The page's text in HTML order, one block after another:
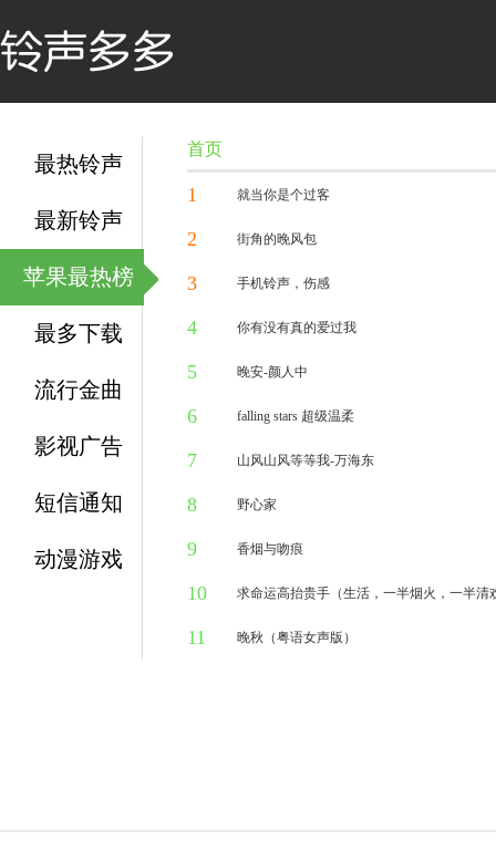
最热铃声
最新铃声
苹果最热榜
最多下载
流行金曲
影视广告
短信通知
动漫游戏
首页
1 就当你是个过客
1万人听过
2 街角的晚风包
7万人听过
3 手机铃声，伤感
1万人听过
4 你有没有真的爱过我
1万人听过
5 晚安-颜人中
10万人听过
6 falling stars 超级温柔
6万人听过
7 山风山风等等我-万海东
4万人听过
8 野心家
4万人听过
9 香烟与吻痕
1万人听过
10 求命运高抬贵手（生活，一半烟火，一半清
2万人听过
11 晚秋（粤语女声版）